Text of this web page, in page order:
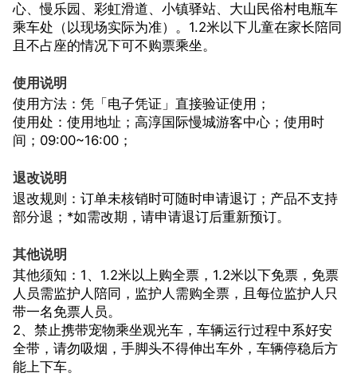
心、慢乐园、彩虹滑道、小镇驿站、大山民俗村电瓶车
乘车处（以现场实际为准）。1.2米以下儿童在家长陪同
且不占座的情况下可不购票乘坐。
使用说明
使用方法：凭「电子凭证」直接验证使用；
使用处：使用地址；高淳国际慢城游客中心；使用时
间；09:00~16:00；
退改说明
退改规则：订单未核销时可随时申请退订；产品不支持
部分退；*如需改期，请申请退订后重新预订。
其他说明
其他须知：1、1.2米以上购全票，1.2米以下免票，免票
人员需监护人陪同，监护人需购全票，且每位监护人只
带一名免票人员。
2、禁止携带宠物乘坐观光车，车辆运行过程中系好安
全带，请勿吸烟，手脚头不得伸出车外，车辆停稳后方
能上下车。